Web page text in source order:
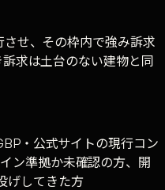
せ、その枠内で強み訴求
求は土台のない建物と同
・公式サイトの現行コン
ン準拠か未確認の方、開
げしてきた方